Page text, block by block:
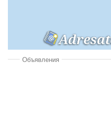
Объявления